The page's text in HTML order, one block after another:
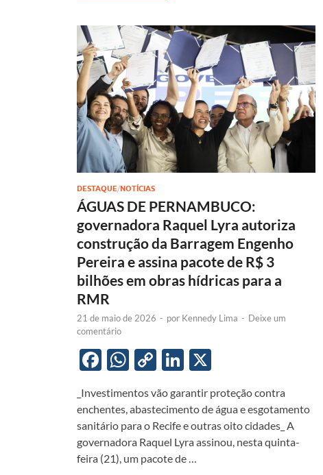
DESTAQUE/NOTÍCIAS
ÁGUAS DE PERNAMBUCO:
governadora Raquel Lyra autoriza
construção da Barragem Engenho
Pereira e assina pacote de R$ 3
bilhões em obras hídricas para a
RMR
21 de maio de 2026 - por Kennedy Lima - Deixe um
comentário
F
e
b
o
o
W
at
s
A
p
C
p
y
Li
n
Li
k
e
dI
n
_Investimentos vão garantir proteção contra
enchentes, abastecimento de água e esgotamento
sanitário para o Recife e outras oito cidades_ A
governadora Raquel Lyra assinou, nesta quinta-
feira (21), um pacote de …